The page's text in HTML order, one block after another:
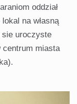
oddział
na własną
sie uroczyste
centrum miasta